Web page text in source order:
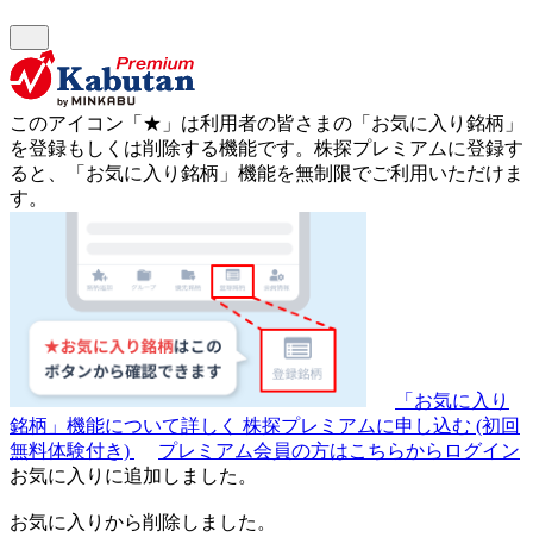
このアイコン 「★」 は利用者の皆さまの 「お気に入り銘柄」
を登録もしくは削除する機能です。 株探プレミアムに登録す
ると、「お気に入り銘柄」機能を無制限でご利用いただけま
す。
「お気に入り
銘柄」機能について詳しく 株探プレミアムに申し込む (初回
無料体験付き)
プレミアム会員の方はこちらからログイン
お気に入りに追加しました。
お気に入りから削除しました。